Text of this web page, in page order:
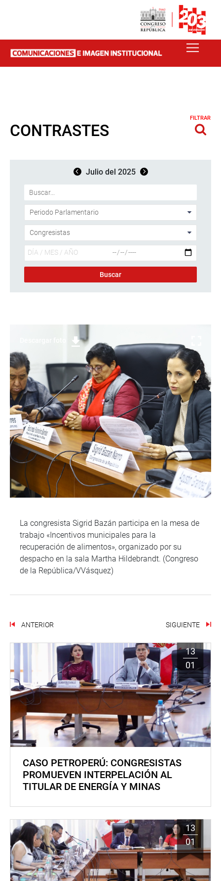
CONTRASTES
FILTRAR
Julio del 2025
La congresista Sigrid Bazán participa en la mesa de
trabajo «Incentivos municipales para la
recuperación de alimentos», organizado por su
despacho en la sala Martha Hildebrandt. (Congreso
de la República/VVásquez)
ANTERIOR SIGUIENTE
13
01
CASO PETROPERÚ: CONGRESISTAS
PROMUEVEN INTERPELACIÓN AL
TITULAR DE ENERGÍA Y MINAS
13
01